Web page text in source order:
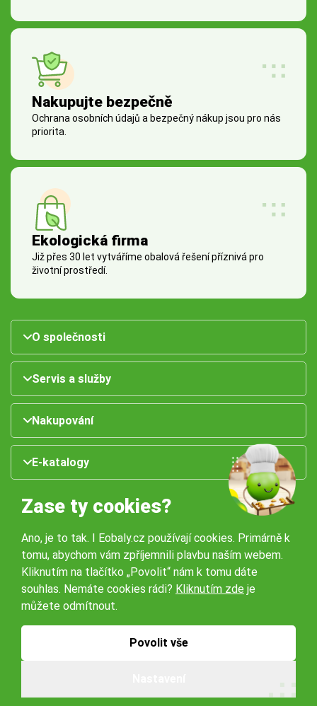
Nakupujte bezpečně
Ochrana osobních údajů a bezpečný nákup jsou pro nás
priorita.
Ekologická firma
Již přes 30 let vytváříme obalová řešení příznivá pro
životní prostředí.
O společnosti
Servis a služby
Nakupování
E-katalogy
Naše pobočky:
Obchodní podmínky
Zase ty cookies?
Ano, je to tak. I Eobaly.cz používají cookies. Primárně k
tomu, abychom vám zpříjemnili plavbu naším webem.
Kliknutím na tlačítko „Povolit“ nám k tomu dáte
souhlas. Nemáte cookies rádi? Kliknutím zde je
můžete odmítnout.
Povolit vše